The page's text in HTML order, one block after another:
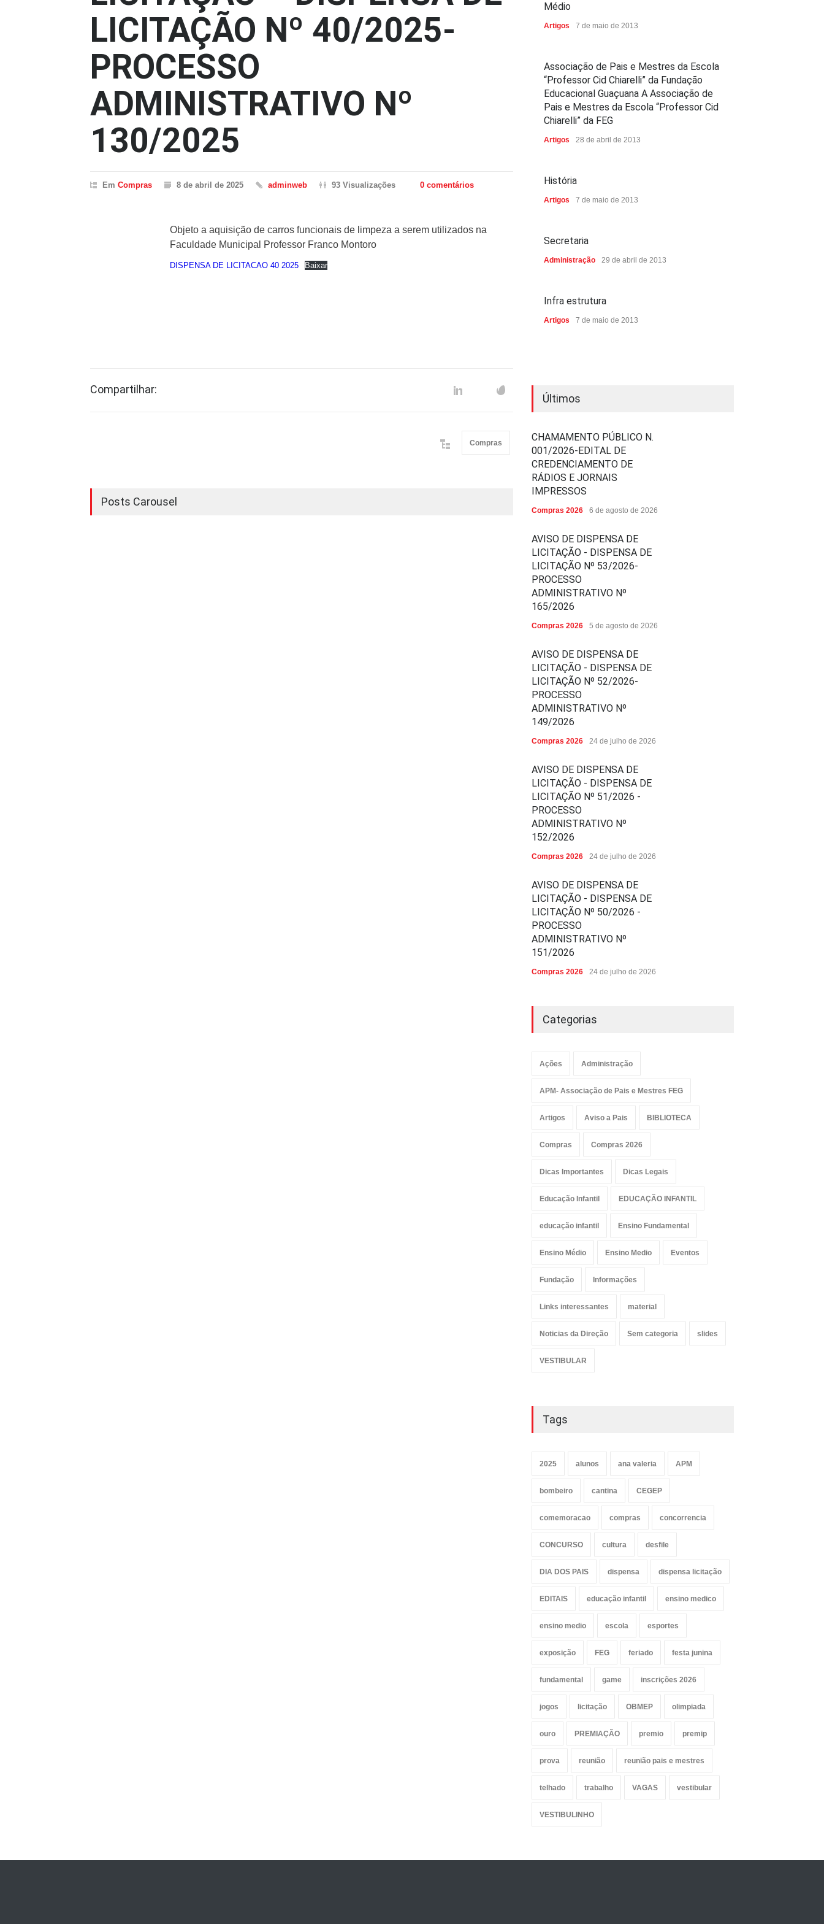
LICITAÇÃO Nº 40/2025-
PROCESSO
ADMINISTRATIVO Nº
130/2025
Em Compras 8 de abril de 2025 adminweb 93 Visualizações 0 comentários
Objeto a aquisição de carros funcionais de limpeza a serem utilizados na
Faculdade Municipal Professor Franco Montoro
DISPENSA DE LICITACAO 40 2025 Baixar
Compartilhar:
Compras
Posts Carousel
Médio
Artigos 7 de maio de 2013
Associação de Pais e Mestres da Escola
“Professor Cid Chiarelli” da Fundação
Educacional Guaçuana A Associação de
Pais e Mestres da Escola “Professor Cid
Chiarelli” da FEG
Artigos 28 de abril de 2013
História
Artigos 7 de maio de 2013
Secretaria
Administração 29 de abril de 2013
Infra estrutura
Artigos 7 de maio de 2013
Últimos
CHAMAMENTO PÚBLICO N.
001/2026-EDITAL DE
CREDENCIAMENTO DE
RÁDIOS E JORNAIS
IMPRESSOS
Compras 2026 6 de agosto de 2026
AVISO DE DISPENSA DE
LICITAÇÃO - DISPENSA DE
LICITAÇÃO Nº 53/2026-
PROCESSO
ADMINISTRATIVO Nº
165/2026
Compras 2026 5 de agosto de 2026
AVISO DE DISPENSA DE
LICITAÇÃO - DISPENSA DE
LICITAÇÃO Nº 52/2026-
PROCESSO
ADMINISTRATIVO Nº
149/2026
Compras 2026 24 de julho de 2026
AVISO DE DISPENSA DE
LICITAÇÃO - DISPENSA DE
LICITAÇÃO Nº 51/2026 -
PROCESSO
ADMINISTRATIVO Nº
152/2026
Compras 2026 24 de julho de 2026
AVISO DE DISPENSA DE
LICITAÇÃO - DISPENSA DE
LICITAÇÃO Nº 50/2026 -
PROCESSO
ADMINISTRATIVO Nº
151/2026
Compras 2026 24 de julho de 2026
Categorias
Ações Administração
APM- Associação de Pais e Mestres FEG
Artigos Aviso a Pais BIBLIOTECA
Compras Compras 2026
Dicas Importantes Dicas Legais
Educação Infantil EDUCAÇÃO INFANTIL
educação infantil Ensino Fundamental
Ensino Médio Ensino Medio Eventos
Fundação Informações
Links interessantes material
Noticias da Direção Sem categoria slides
VESTIBULAR
Tags
2025 alunos ana valeria APM
bombeiro cantina CEGEP
comemoracao compras concorrencia
CONCURSO cultura desfile
DIA DOS PAIS dispensa dispensa licitação
EDITAIS educação infantil ensino medico
ensino medio escola esportes
exposição FEG feriado festa junina
fundamental game inscrições 2026
jogos licitação OBMEP olimpiada
ouro PREMIAÇÃO premio premip
prova reunião reunião pais e mestres
telhado trabalho VAGAS vestibular
VESTIBULINHO